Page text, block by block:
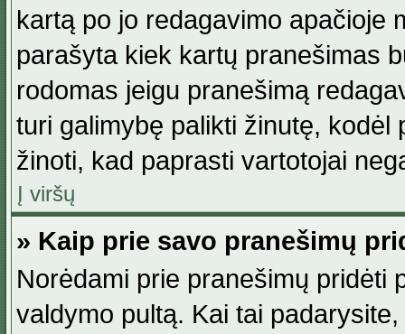
kartą po jo redagavimo apačioje
parašyta kiek kartų pranešimas
rodomas jeigu pranešimą
turi galimybę palikti žinutę, kodėl
žinoti, kad paprasti vartotojai
Į viršų
» Kaip prie savo pranešimų
Norėdami prie pranešimų pridėti
valdymo pultą. Kai tai